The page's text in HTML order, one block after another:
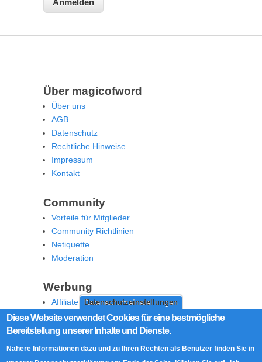
Datenschutzeinstellungen
Diese Website verwendet Cookies für eine bestmögliche
Bereitstellung unserer Inhalte und Dienste.
Nähere Informationen dazu und zu Ihren Rechten als Benutzer finden Sie in
Über magicofword
Über uns
AGB
Datenschutz
Rechtliche Hinweise
Impressum
Kontakt
Community
Vorteile für Mitglieder
Community Richtlinien
Netiquette
Moderation
Werbung
Affiliate Offenlegung
Werben Sie auf MoW
Social Media
RSS Feed